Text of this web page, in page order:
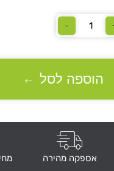
-
הוספה לסל ←
אספקה מהירה